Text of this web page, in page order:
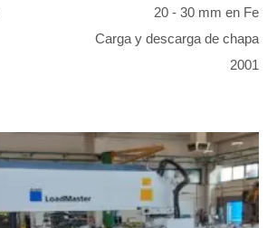
20 - 30 mm en Fe
Carga y descarga de chapa
2001